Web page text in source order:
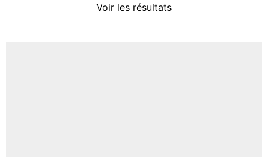
Voir les résultats